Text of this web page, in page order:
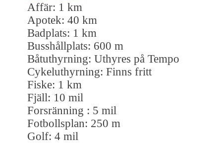
Affär: 1 km
Apotek: 40 km
Badplats: 1 km
Busshållplats: 600 m
Båtuthyrning: Uthyres på Tempo
Cykeluthyrning: Finns fritt
Fiske: 1 km
Fjäll: 10 mil
Forsränning : 5 mil
Fotbollsplan: 250 m
Golf: 4 mil